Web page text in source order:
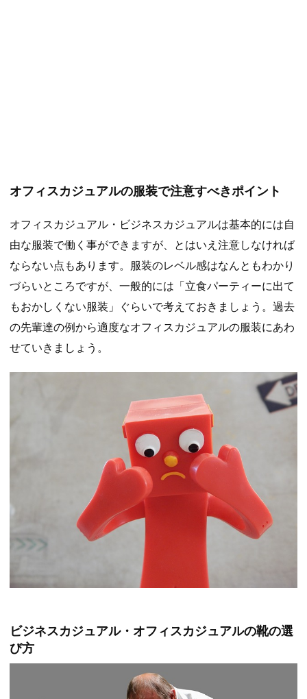
オフィスカジュアルの服装で注意すべきポイント
オフィスカジュアル・ビジネスカジュアルは基本的には自
由な服装で働く事ができますが、とはいえ注意しなければ
ならない点もあります。服装のレベル感はなんともわかり
づらいところですが、一般的には「立食パーティーに出て
もおかしくない服装」ぐらいで考えておきましょう。過去
の先輩達の例から適度なオフィスカジュアルの服装にあわ
せていきましょう。
ビジネスカジュアル・オフィスカジュアルの靴の選
び方